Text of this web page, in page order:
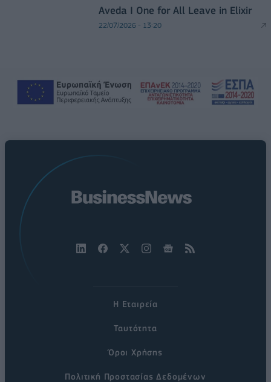
Aveda I One for All Leave in Elixir
22/07/2026 - 13:20
Η Εταιρεία
Ταυτότητα
Όροι Χρήσης
Πολιτική Προστασίας Δεδομένων